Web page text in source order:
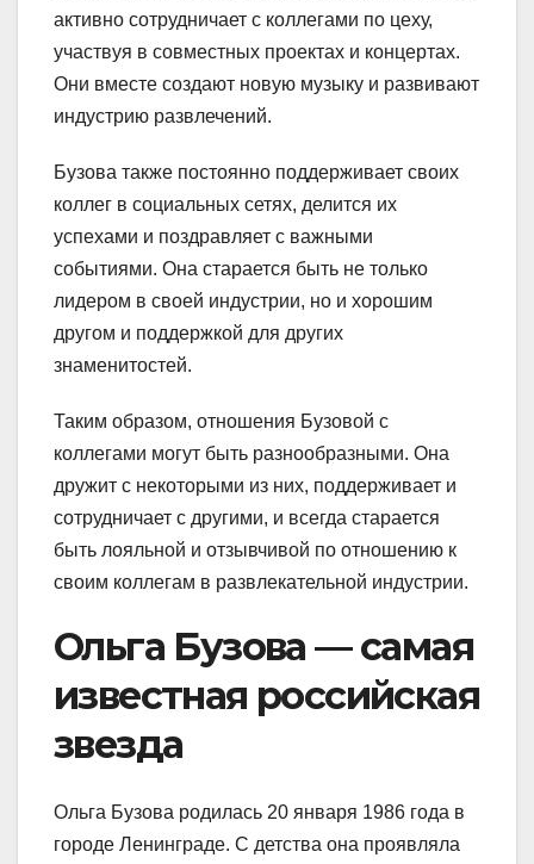
активно сотрудничает с коллегами по цеху,
участвуя в совместных проектах и концертах.
Они вместе создают новую музыку и развивают
индустрию развлечений.
Бузова также постоянно поддерживает своих
коллег в социальных сетях, делится их
успехами и поздравляет с важными
событиями. Она старается быть не только
лидером в своей индустрии, но и хорошим
другом и поддержкой для других
знаменитостей.
Таким образом, отношения Бузовой с
коллегами могут быть разнообразными. Она
дружит с некоторыми из них, поддерживает и
сотрудничает с другими, и всегда старается
быть лояльной и отзывчивой по отношению к
своим коллегам в развлекательной индустрии.
Ольга Бузова — самая
известная российская
звезда
Ольга Бузова родилась 20 января 1986 года в
городе Ленинграде. С детства она проявляла